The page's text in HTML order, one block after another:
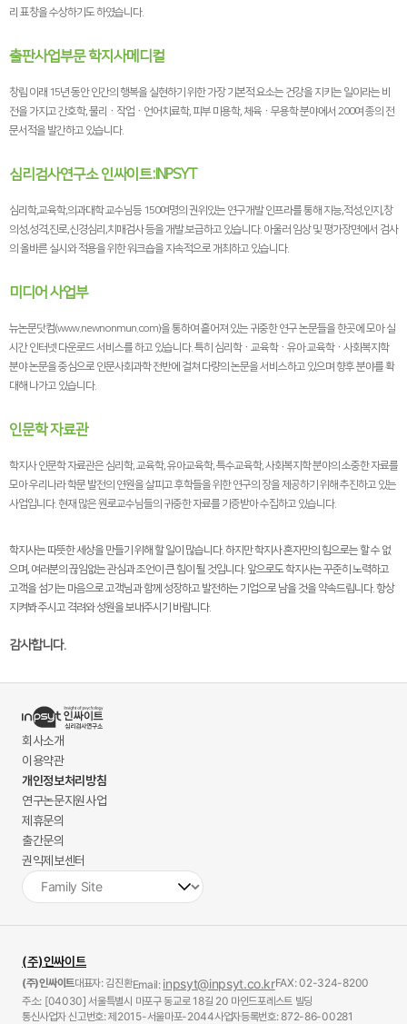
리 표창을 수상하기도 하였습니다.
출판사업부문 학지사메디컬
창립 이래 15년 동안 인간의 행복을 실현하기 위한 가장 기본적 요소는 건강을 지키는 일이라는 비
전을 가지고 간호학, 물리ㆍ작업ㆍ언어치료학, 피부 미용학, 체육ㆍ무용학 분야에서 200여 종의 전
문서적을 발간하고 있습니다.
심리검사연구소 인싸이트:INPSYT
심리학,교육학,의과대학 교수님등 150여명의 권위있는 연구개발 인프라를 통해 지능,적성,인지,창
의성,성격,진로,신경심리,치매검사 등을 개발.보급하고 있습니다. 아울러 임상 및 평가장면에서 검사
의 올바른 실시와 적용을 위한 워크숍을 지속적으로 개최하고 있습니다.
미디어 사업부
뉴논문닷컴(www.newnonmun.com)을 통하여 흩어져 있는 귀중한 연구 논문들을 한곳에 모아 실
시간 인터넷 다운로드 서비스를 하고 있습니다. 특히 심리학ㆍ교육학ㆍ유아 교육학ㆍ사회복지학
분야 논문을 중심으로 인문사회과학 전반에 걸쳐 다량의 논문을 서비스하고 있으며 향후 분야를 확
대해 나가고 있습니다.
인문학 자료관
학지사 인문학 자료관은 심리학, 교육학, 유아교육학, 특수교육학, 사회복지학 분야의 소중한 자료를
모아 우리나라 학문 발전의 연원을 살피고 후학들을 위한 연구의 장을 제공하기 위해 추진하고 있는
사업입니다. 현재 많은 원로교수님들의 귀중한 자료를 기증받아 수집하고 있습니다.
학지사는 따뜻한 세상을 만들기 위해 할 일이 많습니다. 하지만 학지사 혼자만의 힘으로는 할 수 없
으며, 여러분의 끊임없는 관심과 조언이 큰 힘이 될 것입니다. 앞으로도 학지사는 꾸준히 노력하고
고객을 섬기는 마음으로 고객님과 함께 성장하고 발전하는 기업으로 남을 것을 약속드립니다. 항상
지켜봐 주시고 격려와 성원을 보내주시기 바랍니다.
감사합니다.
회사소개
이용약관
개인정보처리방침
연구논문지원사업
제휴문의
출간문의
권익제보센터
(주)인싸이트
(주)인싸이트대표자: 김진환Email: inpsyt@inpsyt.co.krFAX: 02-324-8200
주소: [04030] 서울특별시 마포구 동교로 18길 20 마인드포레스트 빌딩
통신사업자 신고번호: 제2015-서울마포-2044사업자등록번호: 872-86-00281